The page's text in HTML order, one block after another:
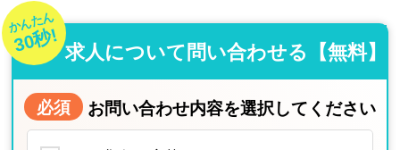
かんたん
30秒! 求人について問い合わせる【無料】
必須 お問い合わせ内容を選択してください